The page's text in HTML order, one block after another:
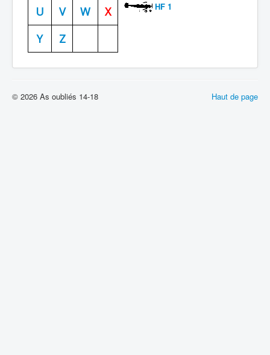
Cahiers des As
U
V W
X
Y
Z
HF 1
Haut de page
© 2026 As oubliés 14-18